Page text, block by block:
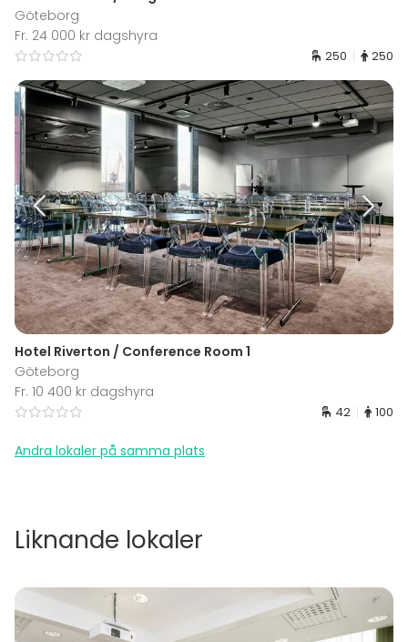
Göteborg
Fr. 24 000 kr dagshyra
250 250
Hotel Riverton / Conference Room 1
Göteborg
Fr. 10 400 kr dagshyra
42 100
Andra lokaler på samma plats
Liknande lokaler